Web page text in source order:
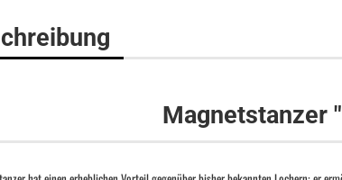
Magnetstanzer